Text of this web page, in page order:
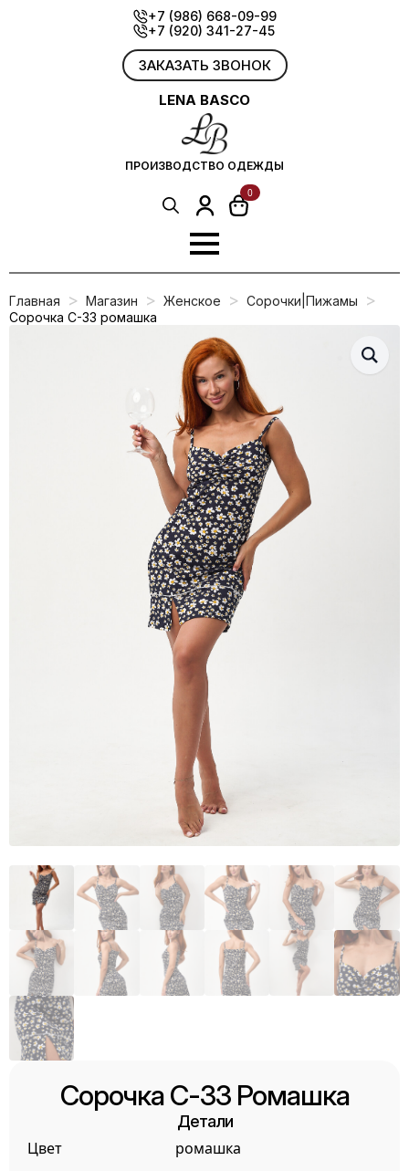
+7 (986) 668-09-99
+7 (920) 341-27-45
ЗАКАЗАТЬ ЗВОНОК
LENA BASCO
ПРОИЗВОДСТВО ОДЕЖДЫ
Search
0
Главная Магазин Женское
Сорочки|Пижамы
Сорочка С-33 ромашка
Сорочка С-33 Ромашка
Детали
Цвет ромашка